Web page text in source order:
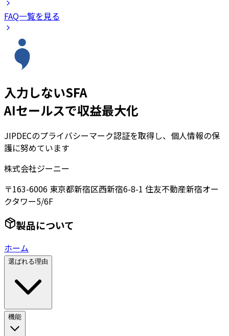
FAQ一覧を見る
入力しないSFA
AIセールスで収益最大化
JIPDECのプライバシーマーク認証を取得し、個人情報の保
護に努めています
株式会社ジーニー
〒163-6006 東京都新宿区西新宿6-8-1 住友不動産新宿オー
クタワー5/6F
製品について
ホーム
選ばれる理由
機能